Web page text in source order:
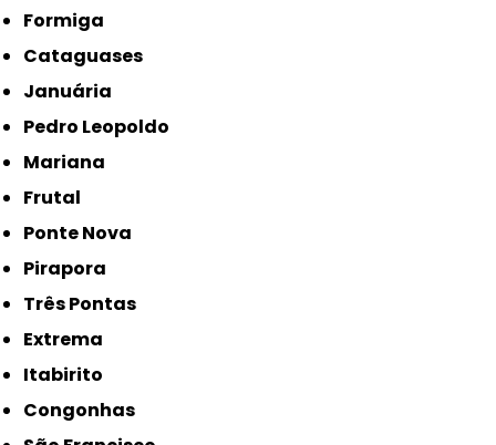
Formiga
Cataguases
Januária
Pedro Leopoldo
Mariana
Frutal
Ponte Nova
Pirapora
Três Pontas
Extrema
Itabirito
Congonhas